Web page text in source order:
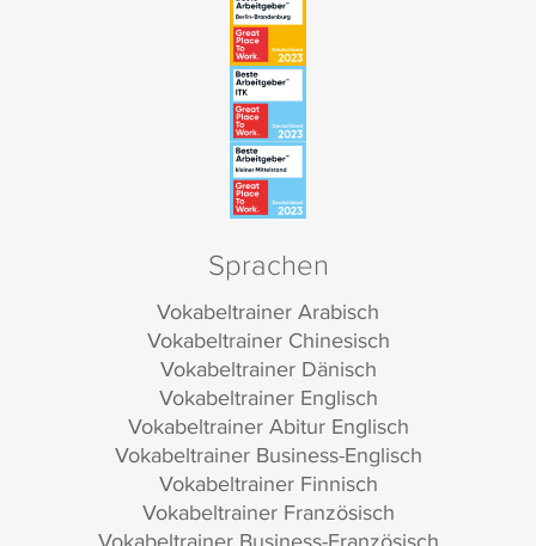
Sprachen
Vokabeltrainer Arabisch
Vokabeltrainer Chinesisch
Vokabeltrainer Dänisch
Vokabeltrainer Englisch
Vokabeltrainer Abitur Englisch
Vokabeltrainer Business-Englisch
Vokabeltrainer Finnisch
Vokabeltrainer Französisch